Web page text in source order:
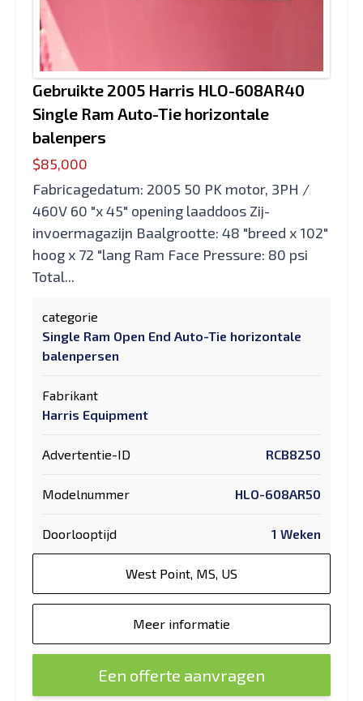
Gebruikte 2005 Harris HLO-608AR40
Single Ram Auto-Tie horizontale
balenpers
$85,000
Fabricagedatum: 2005 50 PK motor, 3PH /
460V 60 "x 45" opening laaddoos Zij-
invoermagazijn Baalgrootte: 48 "breed x 102"
hoog x 72 "lang Ram Face Pressure: 80 psi
Total...
categorie
Single Ram Open End Auto-Tie horizontale
balenpersen
Fabrikant
Harris Equipment
Advertentie-ID RCB8250
Modelnummer HLO-608AR50
Doorlooptijd 1 Weken
West Point, MS, US
Meer informatie
Een offerte aanvragen